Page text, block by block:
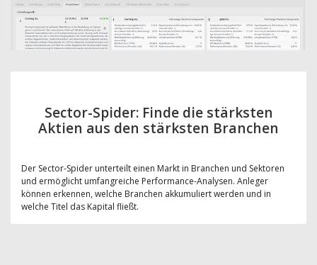
Sector-Spider: Finde die stärksten
Aktien aus den stärksten Branchen
Der Sector-Spider unterteilt einen Markt in Branchen und Sektoren
und ermöglicht umfangreiche Performance-Analysen. Anleger
können erkennen, welche Branchen akkumuliert werden und in
welche Titel das Kapital fließt.